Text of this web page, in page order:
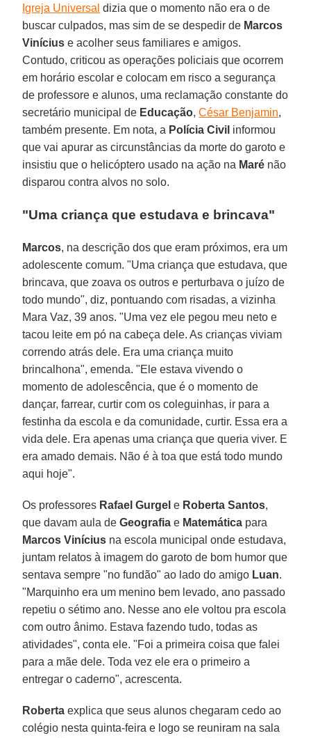
Igreja Universal dizia que o momento não era o de
buscar culpados, mas sim de se despedir de Marcos
Vinícius e acolher seus familiares e amigos.
Contudo, criticou as operações policiais que ocorrem
em horário escolar e colocam em risco a segurança
de professore e alunos, uma reclamação constante do
secretário municipal de Educação,César Benjamin,
também presente. Em nota, a Polícia Civil informou
que vai apurar as circunstâncias da morte do garoto e
insistiu que o helicóptero usado na ação na Maré não
disparou contra alvos no solo.
"Uma criança que estudava e brincava"
Marcos, na descrição dos que eram próximos, era um
adolescente comum. "Uma criança que estudava, que
brincava, que zoava os outros e perturbava o juízo de
todo mundo", diz, pontuando com risadas, a vizinha
Mara Vaz, 39 anos. "Uma vez ele pegou meu neto e
tacou leite em pó na cabeça dele. As crianças viviam
correndo atrás dele. Era uma criança muito
brincalhona", emenda. "Ele estava vivendo o
momento de adolescência, que é o momento de
dançar, farrear, curtir com os coleguinhas, ir para a
festinha da escola e da comunidade, curtir. Essa era a
vida dele. Era apenas uma criança que queria viver. E
era amado demais. Não é à toa que está todo mundo
aqui hoje".
Os professores Rafael Gurgel e Roberta Santos,
que davam aula deGeografia e Matemática para
Marcos Vinícius na escola municipal onde estudava,
juntam relatos à imagem do garoto de bom humor que
sentava sempre "no fundão" ao lado do amigo Luan.
"Marquinho era um menino bem levado, ano passado
repetiu o sétimo ano. Nesse ano ele voltou pra escola
com outro ânimo. Estava fazendo tudo, todas as
atividades", conta ele. "Foi a primeira coisa que falei
para a mãe dele. Toda vez ele era o primeiro a
entregar o caderno", acrescenta.
Roberta explica que seus alunos chegaram cedo ao
colégio nesta quinta-feira e logo se reuniram na sala